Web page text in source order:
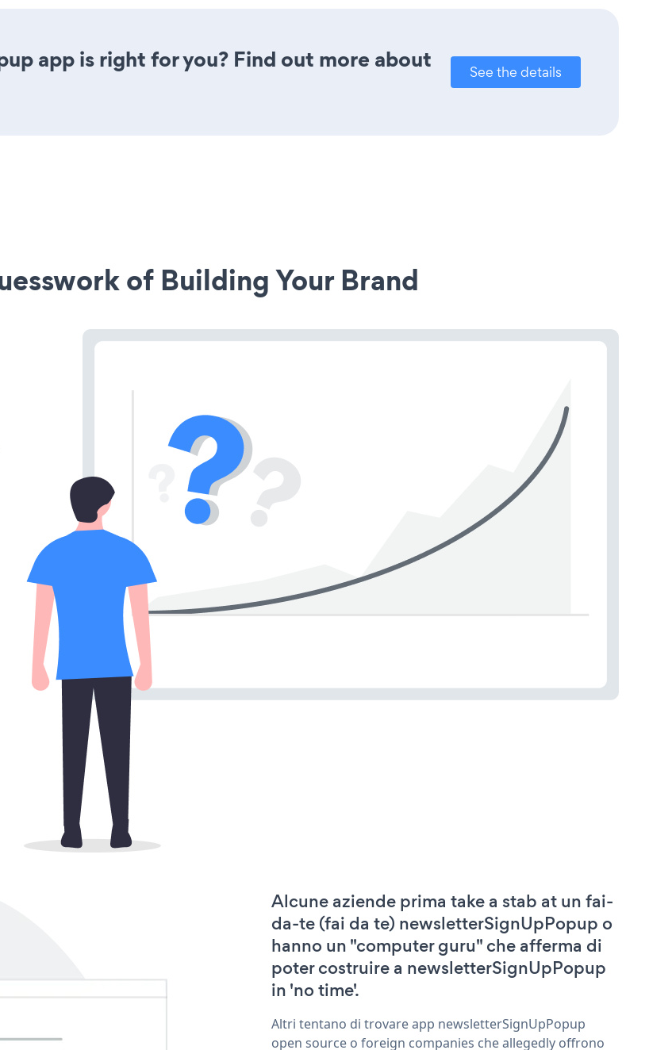
app is right for you? Find out more about
See the details
of Building Your Brand
Alcune aziende prima take a stab at un fai-
da-te (fai da te) newsletterSignUpPopup o
hanno un "computer guru" che afferma di
poter costruire a newsletterSignUpPopup
in 'no time'.
Altri tentano di trovare app newsletterSignUpPopup
open source o foreign companies che allegedly offrono